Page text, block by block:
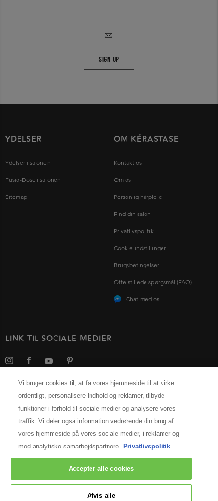
SIGN UP
YDELSER
Ydelser i salonen
Fusio-Dose i salonen
Sitemap
OM KÉRASTASE
Kontakt os
Om os
Personlig hårpleje
Find din salon
Privatlivspolitik
Cookie-indstillinger
Brugsbetingelser
Ofte stillede spørgsmål (FAQ)
Chat med os
LINK TIL SOCIALE MEDIER
Vælg dit land
PRODUCENTINFORMATION
Kérastase Paris
14, rue Royale 75008 Paris
[email protected]
© 2025 Kérastase. All rights reserved
Vi bruger cookies til, at få vores hjemmeside til at virke
ordentligt, personalisere indhold og reklamer, tilbyde
funktioner i forhold til sociale medier og analysere vores
traffik. Vi deler også information vedrørende din brug af
vores hjemmeside på vores sociale medier, i reklamer og
med analytiske samarbejdspartnere. Privatlivspolitik
Afvis alle
Accepter alle cookies